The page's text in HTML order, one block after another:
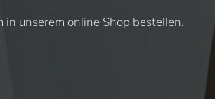
in unserem online Shop bestellen.